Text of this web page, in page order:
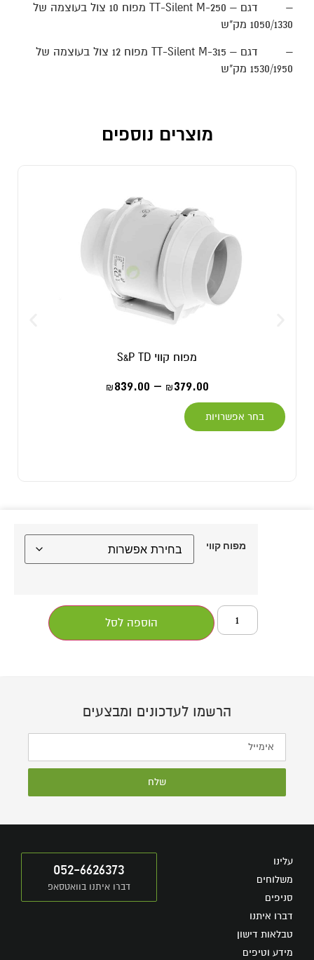
– דגם TT-Silent M-250 –
מפוח 10 צול בעוצמה של
1050/1330 מק"ש
– דגם TT-Silent M-315 –
מפוח 12 צול בעוצמה של
1530/1950 מק"ש
מוצרים נוספים
מפוח קווי S&P TD
₪379.00
–
₪839.00
בחר אפשרויות
מפוח קווי
הוספה לסל
הרשמו לעדכונים ומבצעים
שלח
עלינו
משלוחים
סניפים
דברו איתנו
טבלאות דישון
מידע וטיפים
052-6626373
דברו איתנו בוואטסאפ